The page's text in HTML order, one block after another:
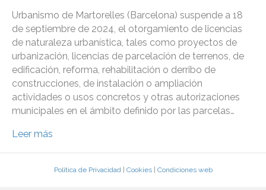
Urbanismo de Martorelles (Barcelona) suspende a 18
de septiembre de 2024, el otorgamiento de licencias
de naturaleza urbanística, tales como proyectos de
urbanización, licencias de parcelación de terrenos, de
edificación, reforma, rehabilitación o derribo de
construcciones, de instalación o ampliación
actividades o usos concretos y otras autorizaciones
municipales en el ámbito definido por las parcelas…
Leer más
Política de Privacidad| Cookies| Condiciones web